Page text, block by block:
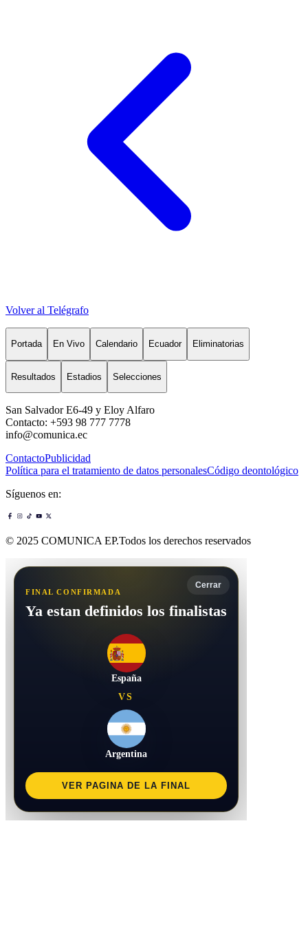
Volver al Telégrafo
Portada En Vivo Calendario Ecuador Eliminatorias
Resultados Estadios Selecciones
San Salvador E6-49 y Eloy Alfaro
Contacto: +593 98 777 7778
info@comunica.ec
ContactoPublicidad
Política para el tratamiento de datos personalesCódigo deontológico
Síguenos en:
© 2025 COMUNICA EP.Todos los derechos reservados
Cerrar
FINAL CONFIRMADA
Ya estan definidos los finalistas
España
VS
Argentina
VER PAGINA DE LA FINAL